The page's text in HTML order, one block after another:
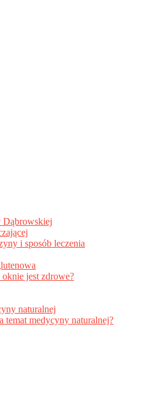
Dąbrowskiej
i sposób leczenia
jest zdrowe?
naturalnej
temat medycyny naturalnej?